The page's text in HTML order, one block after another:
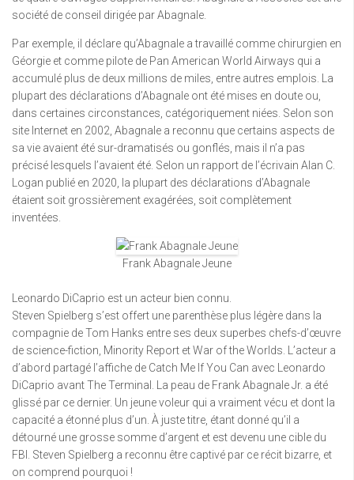
société de conseil dirigée par Abagnale.
Par exemple, il déclare qu’Abagnale a travaillé comme chirurgien en
Géorgie et comme pilote de Pan American World Airways qui a
accumulé plus de deux millions de miles, entre autres emplois. La
plupart des déclarations d’Abagnale ont été mises en doute ou,
dans certaines circonstances, catégoriquement niées. Selon son
site Internet en 2002, Abagnale a reconnu que certains aspects de
sa vie avaient été sur-dramatisés ou gonflés, mais il n’a pas
précisé lesquels l’avaient été. Selon un rapport de l’écrivain Alan C.
Logan publié en 2020, la plupart des déclarations d’Abagnale
étaient soit grossièrement exagérées, soit complètement
inventées.
Frank Abagnale Jeune
Leonardo DiCaprio est un acteur bien connu.
Steven Spielberg s’est offert une parenthèse plus légère dans la
compagnie de Tom Hanks entre ses deux superbes chefs-d’œuvre
de science-fiction, Minority Report et War of the Worlds. L’acteur a
d’abord partagé l’affiche de Catch Me If You Can avec Leonardo
DiCaprio avant The Terminal. La peau de Frank Abagnale Jr. a été
glissé par ce dernier. Un jeune voleur qui a vraiment vécu et dont la
capacité a étonné plus d’un. À juste titre, étant donné qu’il a
détourné une grosse somme d’argent et est devenu une cible du
FBI. Steven Spielberg a reconnu être captivé par ce récit bizarre, et
on comprend pourquoi !